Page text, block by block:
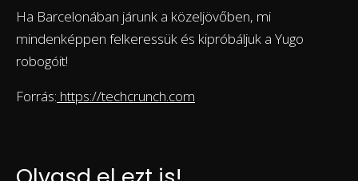
Ha Barcelonában járunk a közeljövőben, mi
mindenképpen felkeressük és kipróbáljuk a Yugo
robogóit!
Forrás: https://techcrunch.com